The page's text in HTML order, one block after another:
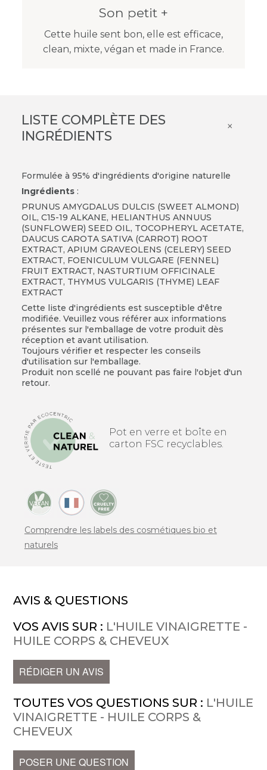
Son petit +
Cette huile sent bon, elle est efficace,
clean, mixte, végan et made in France.
LISTE COMPLÈTE DES
INGRÉDIENTS
×
Formulée à 95% d'ingrédients d'origine naturelle
Ingrédients:
PRUNUS AMYGDALUS DULCIS (SWEET ALMOND)
OIL, C15-19 ALKANE, HELIANTHUS ANNUUS
(SUNFLOWER) SEED OIL, TOCOPHERYL ACETATE,
DAUCUS CAROTA SATIVA (CARROT) ROOT
EXTRACT, APIUM GRAVEOLENS (CELERY) SEED
EXTRACT, FOENICULUM VULGARE (FENNEL)
FRUIT EXTRACT, NASTURTIUM OFFICINALE
EXTRACT, THYMUS VULGARIS (THYME) LEAF
EXTRACT
Cette liste d'ingrédients est susceptible d'être
modifiée. Veuillez vous référer aux informations
présentes sur l'emballage de votre produit dès
réception et avant utilisation.
Toujours vérifier et respecter les conseils
d'utilisation sur l'emballage.
Produit non scellé ne pouvant pas faire l'objet d'un
retour.
Pot en verre et boîte en
carton FSC recyclables.
Comprendre les labels des cosmétiques bio et
naturels
AVIS & QUESTIONS
VOS AVIS SUR : L'HUILE VINAIGRETTE -
HUILE CORPS & CHEVEUX
RÉDIGER UN AVIS
TOUTES VOS QUESTIONS SUR : L'HUILE
VINAIGRETTE - HUILE CORPS &
CHEVEUX
POSER UNE QUESTION